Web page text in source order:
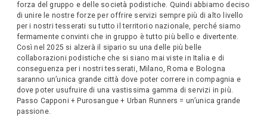
forza del gruppo e delle società podistiche. Quindi abbiamo deciso
di unire le nostre forze per offrire servizi sempre più di alto livello
per i nostri tesserati su tutto il territorio nazionale, perché siamo
fermamente convinti che in gruppo è tutto più bello e divertente.
Così nel 2025 si alzerà il sipario su una delle più belle
collaborazioni podistiche che si siano mai viste in Italia e di
conseguenza per i nostri tesserati, Milano, Roma e Bologna
saranno un’unica grande città dove poter correre in compagnia e
dove poter usufruire di una vastissima gamma di servizi in più.
Passo Capponi + Purosangue + Urban Runners = un’unica grande
passione.